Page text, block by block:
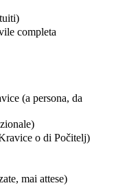
completa
(a persona, da
o di Počitelj)
mai attese)